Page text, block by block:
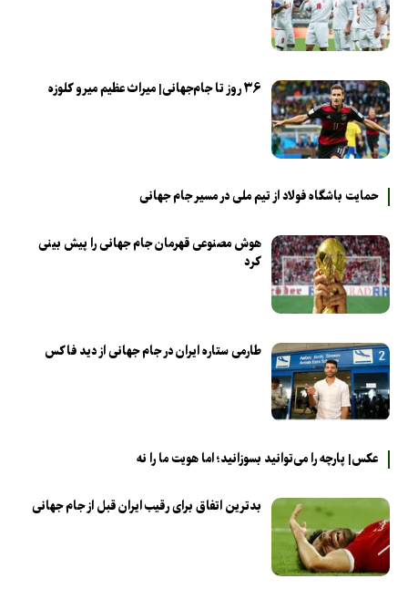
۳۶ روز تا جام‌جهانی| میراث عظیم میرو کلوزه
حمایت باشگاه فولاد از تیم ملی در مسیر جام جهانی
هوش مصنوعی قهرمان جام جهانی را پیش بینی
کرد
طارمی ستاره ایران در جام جهانی از دید فاکس
عکس| پارچه را می‌توانید بسوزانید؛ اما هویت ما را نه
بدترین اتفاق برای رقیب ایران قبل از جام جهانی